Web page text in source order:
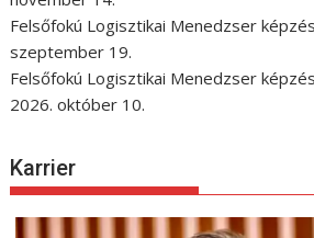
Felsőfokú Logisztikai Menedzser
szeptember 19.
Felsőfokú Logisztikai Menedzser
2026. október 10.
Karrier